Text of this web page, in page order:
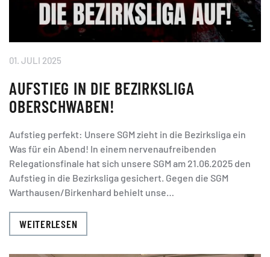
01. JULI 2025
AUFSTIEG IN DIE BEZIRKSLIGA
OBERSCHWABEN!
Aufstieg perfekt: Unsere SGM zieht in die Bezirksliga ein
Was für ein Abend! In einem nervenaufreibenden
Relegationsfinale hat sich unsere SGM am 21.06.2025 den
Aufstieg in die Bezirksliga gesichert. Gegen die SGM
Warthausen/Birkenhard behielt unse…
WEITERLESEN